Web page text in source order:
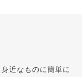
近なものに簡単に